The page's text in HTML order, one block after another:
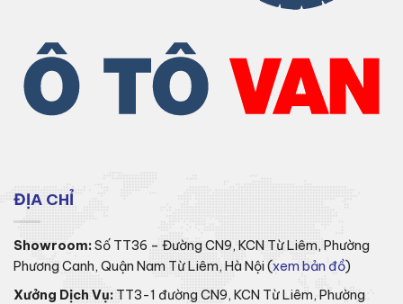
ĐỊA CHỈ
Showroom:Số TT36 – Đường CN9, KCN Từ Liêm, Phường
Phương Canh, Quận Nam Từ Liêm, Hà Nội (xem bản đồ)
Xưởng Dịch Vụ: TT3-1 đường CN9, KCN Từ Liêm, Phường